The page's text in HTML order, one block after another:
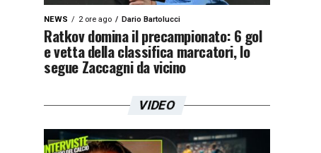
NEWS 2 ore ago Dario Bartolucci
Ratkov domina il precampionato: 6 gol
e vetta della classifica marcatori, lo
segue Zaccagni da vicino
VIDEO